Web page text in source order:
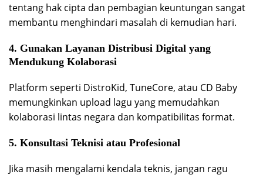
tentang hak cipta dan pembagian keuntungan sangat
membantu menghindari masalah di kemudian hari.
4. Gunakan Layanan Distribusi Digital yang
Mendukung Kolaborasi
Platform seperti DistroKid, TuneCore, atau CD Baby
memungkinkan upload lagu yang memudahkan
kolaborasi lintas negara dan kompatibilitas format.
5. Konsultasi Teknisi atau Profesional
Jika masih mengalami kendala teknis, jangan ragu